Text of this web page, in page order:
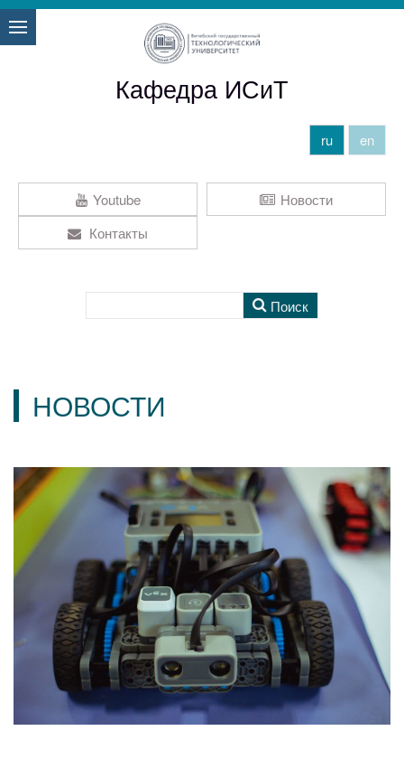
Кафедра ИСиТ
ru en
Youtube
Новости
Контакты
НОВОСТИ